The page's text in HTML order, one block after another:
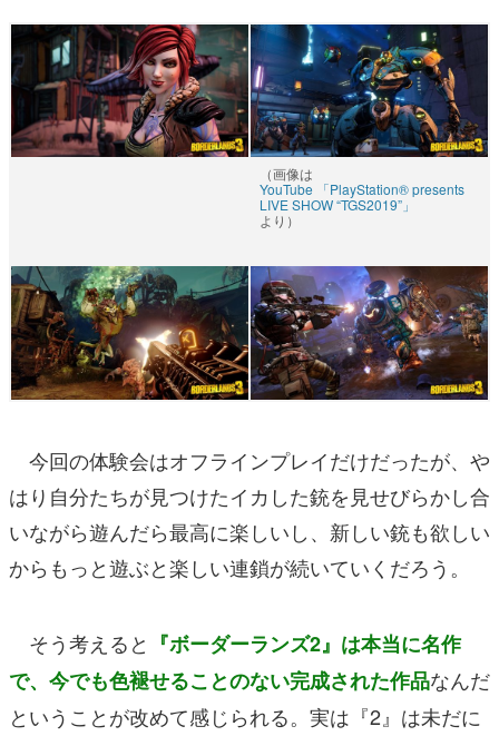
（画像は
YouTube 「PlayStation® presents
LIVE SHOW “TGS2019”」
より）
今回の体験会はオフラインプレイだけだったが、や
はり自分たちが見つけたイカした銃を見せびらかし合
いながら遊んだら最高に楽しいし、新しい銃も欲しい
からもっと遊ぶと楽しい連鎖が続いていくだろう。
そう考えると 『ボーダーランズ2』は本当に名作
で、今でも色褪せることのない完成された作品なんだ
ということが改めて感じられる。実は『2』は未だに